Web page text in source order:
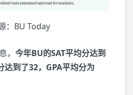
：BU Today
， 今年BU的SAT平均分达到
达到了32，GPA平均分为